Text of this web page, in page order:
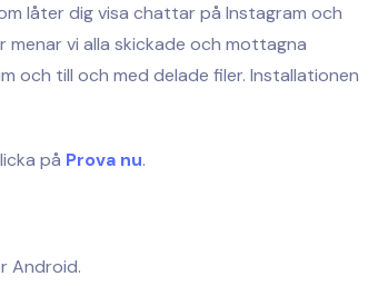
låter dig visa chattar på Instagram och
vi alla skickade och mottagna
och till och med delade filer. Installationen
på Prova nu.
Android.